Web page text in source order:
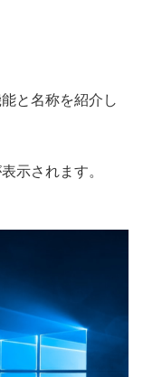
と名称を紹介し
示されます。